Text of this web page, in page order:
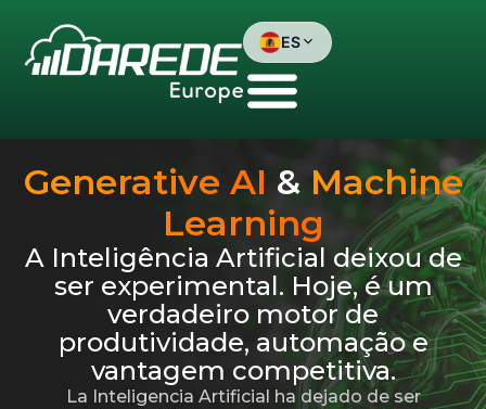
content
ES
Brasil
English
Generative AI &Machine
Learning
A Inteligência Artificial deixou de
ser experimental. Hoje, é um
verdadeiro motor de
produtividade, automação e
vantagem competitiva.
La Inteligencia Artificial ha dejado de ser